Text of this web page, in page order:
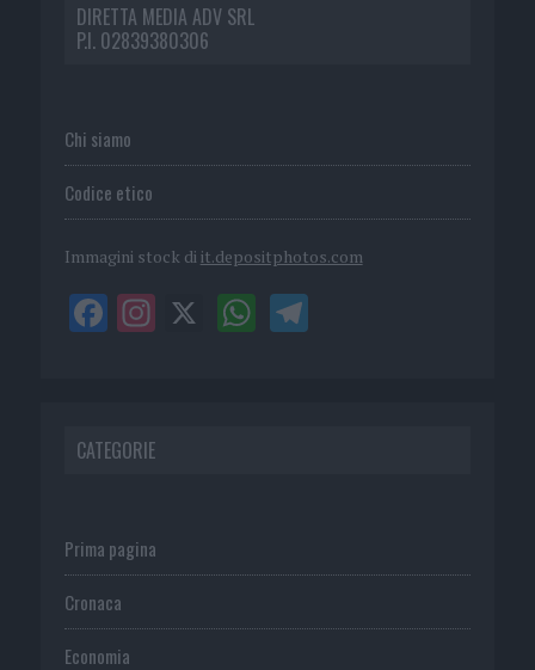
DIRETTA MEDIA ADV SRL
P.I. 02839380306
Chi siamo
Codice etico
Immagini stock di it.depositphotos.com
CATEGORIE
Prima pagina
Cronaca
Economia